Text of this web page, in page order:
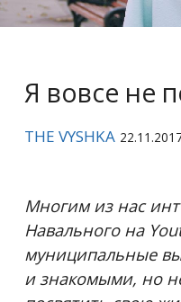
Я вовсе не
THE VYSHKA
Многим из нас
Навального на
муниципальные
и знакомыми, но